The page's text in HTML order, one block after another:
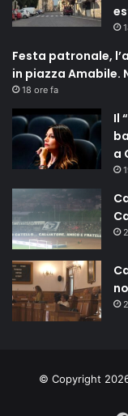
Festa patronale,
in piazza Amabile.
18 ore fa
Il
a
© Copyright